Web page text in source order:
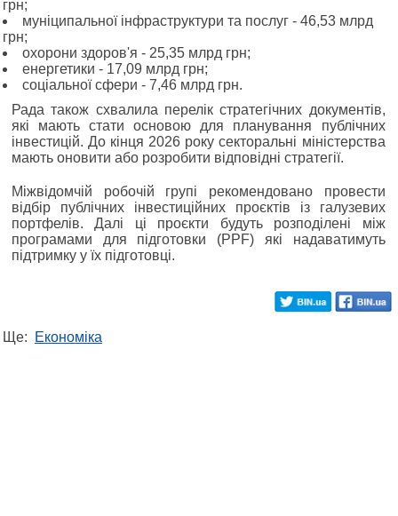
грн;
муніципальної інфраструктури та послуг - 46,53 млрд
грн;
охорони здоров'я - 25,35 млрд грн;
енергетики - 17,09 млрд грн;
соціальної сфери - 7,46 млрд грн.
Рада також схвалила перелік стратегічних документів,
які мають стати основою для планування публічних
інвестицій. До кінця 2026 року секторальні міністерства
мають оновити або розробити відповідні стратегії.
Міжвідомчій робочій групі рекомендовано провести
відбір публічних інвестиційних проєктів із галузевих
портфелів. Далі ці проєкти будуть розподілені між
програмами для підготовки (PPF) які надаватимуть
підтримку у їх підготовці.
Ще: Економіка